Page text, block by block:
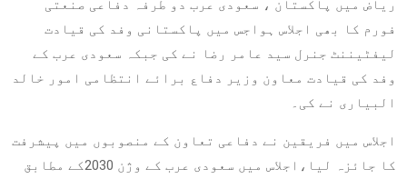
ریاض میں پاکستان ، سعودی عرب دو طرفہ دفاعی صنعتی
فورم کا بھی اجلاس ہواجس میں پاکستانی وفد کی قیادت
لیفٹیننٹ جنرل سید عامر رضا نے کی جبکہ سعودی عرب کے
وفد کی قیادت معاون وزیر دفاع برائے انتظامی امور خالد
البیاری نے کی۔
اجلاس میں فریقین نے دفاعی تعاون کے منصوبوں میں پیشرفت
کا جائزہ لیا،اجلاس میں سعودی عرب کے وژن 2030کے مطابق